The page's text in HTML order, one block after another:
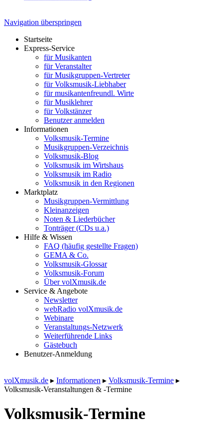
Navigation überspringen
Startseite
Express-Service
für Musikanten
für Veranstalter
für Musikgruppen-Vertreter
für Volksmusik-Liebhaber
für musikantenfreundl. Wirte
für Musiklehrer
für Volkstänzer
Benutzer anmelden
Informationen
Volksmusik-Termine
Musikgruppen-Verzeichnis
Volksmusik-Blog
Volksmusik im Wirtshaus
Volksmusik im Radio
Volksmusik in den Regionen
Marktplatz
Musikgruppen-Vermittlung
Kleinanzeigen
Noten & Liederbücher
Tonträger (CDs u.a.)
Hilfe & Wissen
FAQ (häufig gestellte Fragen)
GEMA & Co.
Volksmusik-Glossar
Volksmusik-Forum
Über volXmusik.de
Service & Angebote
Newsletter
webRadio volXmusik.de
Webinare
Veranstaltungs-Netzwerk
Weiterführende Links
Gästebuch
Benutzer-Anmeldung
volXmusik.de ▸ Informationen ▸ Volksmusik-Termine ▸
Volksmusik-Veranstaltungen & -Termine
Volksmusik-Termine